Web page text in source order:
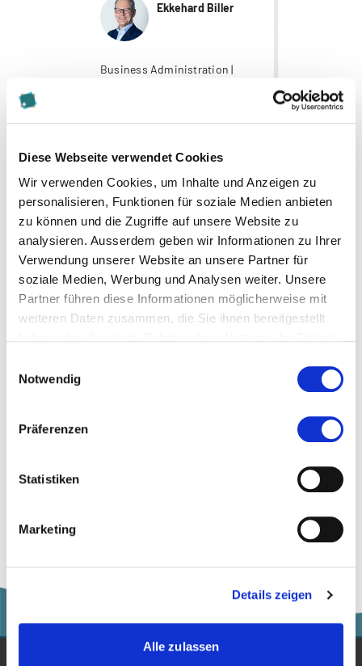
Diese Webseite verwendet Cookies
Wir verwenden Cookies, um Inhalte und Anzeigen zu
personalisieren, Funktionen für soziale Medien anbieten
zu können und die Zugriffe auf unsere Website zu
analysieren. Ausserdem geben wir Informationen zu Ihrer
Verwendung unserer Website an unsere Partner für
soziale Medien, Werbung und Analysen weiter. Unsere
Partner führen diese Informationen möglicherweise mit
weiteren Daten zusammen, die Sie ihnen bereitgestellt
Notwendig
Präferenzen
Statistiken
Marketing
Details zeigen
Alle zulassen
Ekkehard Biller
Business Administration |
Zur Merkliste hinzufügen
Zur Vergleichsbox hinzufügen
Themen, die dem Studiengang zugeordnet sind:
Mehrwertsteuer (MWST)
Recht
Factsheet DAS FH Swiss VAT/MWST | pdf, 216 KB
Factsheet CAS FH Sector-specific Swiss VAT/MWST |
AGB zu dieser Seite